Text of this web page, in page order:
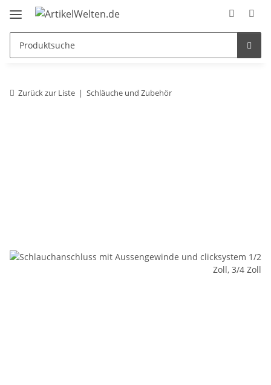
Zurück zur Liste Schläuche und Zubehör